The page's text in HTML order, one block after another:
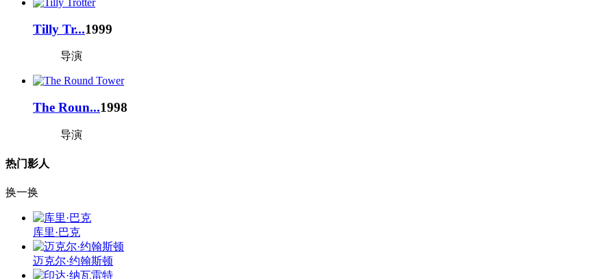
Tilly Tr...1999
导演
The Roun...1998
导演
热门影人
换一换
库里·巴克
迈克尔·约翰斯顿